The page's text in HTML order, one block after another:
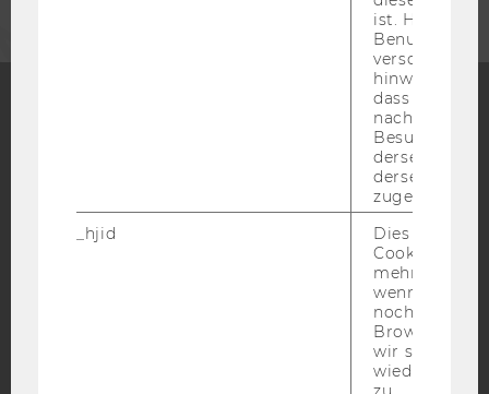
Blog
Bluesky
ist. Hotjar
Benutzer
verschiedene
hinweg.Stellt
dass Daten
Besuchen auf
derselben
derselben
zugeordnet
_hjid
Dies ist ein
Cookie, das
mehr setzen,
wenn ein
noch in
Browser hat,
wir seinen